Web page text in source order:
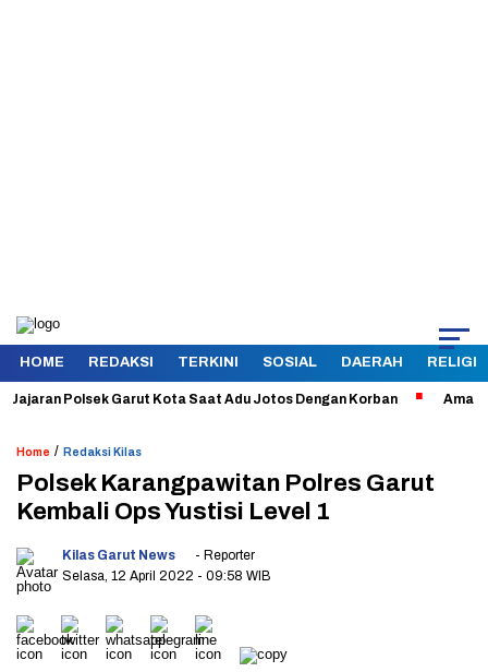
HOME REDAKSI TERKINI SOSIAL DAERAH RELIGI
Polsek Garut Kota Saat Adu Jotos Dengan Korban Aman dan
Home / Redaksi Kilas
Polsek Karangpawitan Polres Garut
Kembali Ops Yustisi Level 1
Kilas Garut News
- Reporter
Selasa, 12 April 2022 - 09:58 WIB